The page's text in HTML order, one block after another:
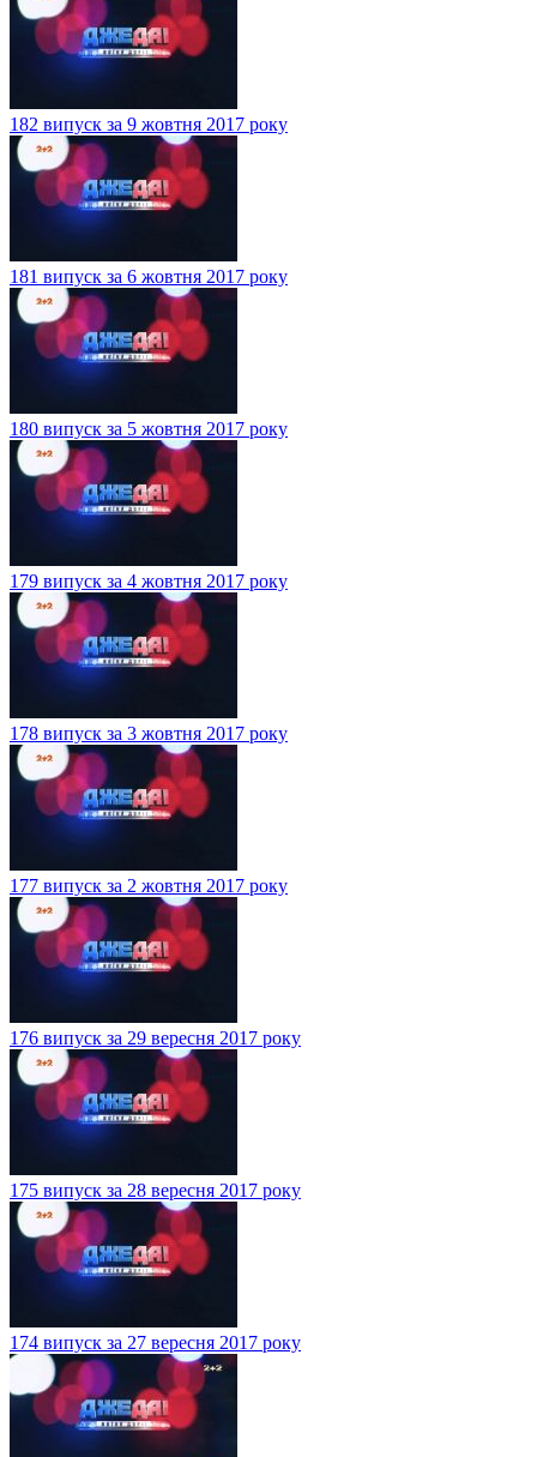
182 випуск за 9 жовтня 2017 року
181 випуск за 6 жовтня 2017 року
180 випуск за 5 жовтня 2017 року
179 випуск за 4 жовтня 2017 року
178 випуск за 3 жовтня 2017 року
177 випуск за 2 жовтня 2017 року
176 випуск за 29 вересня 2017 року
175 випуск за 28 вересня 2017 року
174 випуск за 27 вересня 2017 року